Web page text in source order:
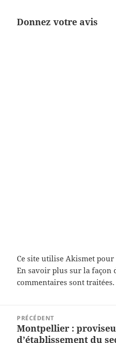
Donnez votre avis
Ce site utilise Akismet
En savoir plus sur la façon
commentaires sont traitées.
l’article
PRÉCÉDENT
Article
précédent :
Montpellier :
d’établissement du